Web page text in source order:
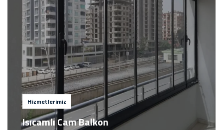
Hizmetlerimiz
Isıcamlı Cam Balkon